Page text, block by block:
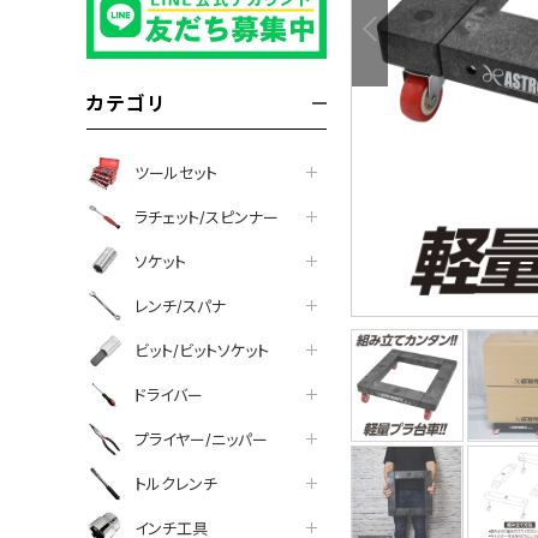
カテゴリ
ツールセット
ラチェット/スピンナー
ソケット
レンチ/スパナ
ビット/ビットソケット
ドライバー
プライヤー/ニッパー
トルクレンチ
インチ工具
facebook
line